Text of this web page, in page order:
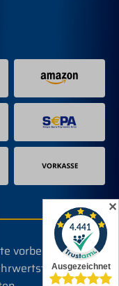
vorbehalten.
evtl.
✕